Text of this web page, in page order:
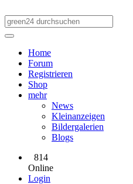
Home
Forum
Registrieren
Shop
mehr
News
Kleinanzeigen
Bildergalerien
Blogs
814
Online
Login